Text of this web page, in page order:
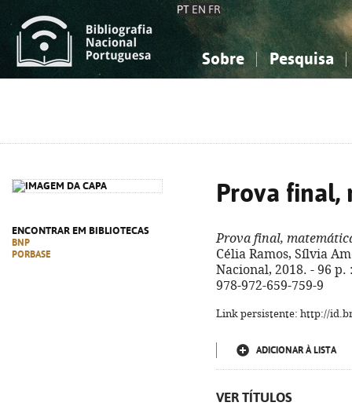
PT EN FR
Sobre Pesquisa
ENCONTRAR EM BIBLIOTECAS
BNP
PORBASE
Prova final,
Prova final,
Célia Ramos, Sílvia
Nacional, 2018. - 96
978-972-659-759-9
Link persistente: http://
ADICIONAR À LISTA
VER TÍTULOS